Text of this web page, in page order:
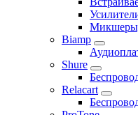
Микшеры,
Biamp
Shure
Relacart